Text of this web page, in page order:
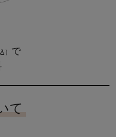
） で
て